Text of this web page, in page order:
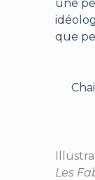
une
que
Les